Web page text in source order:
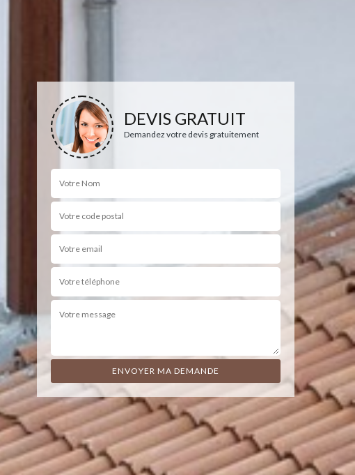
DEVIS GRATUIT
Demandez votre devis gratuitement